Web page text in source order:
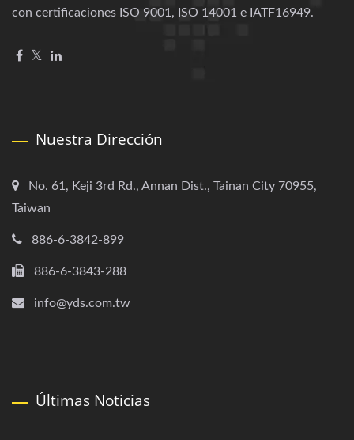
con certificaciones ISO 9001, ISO 14001 e IATF16949.
Nuestra Dirección
No. 61, Keji 3rd Rd., Annan Dist., Tainan City 70955,
Taiwan
886-6-3842-899
886-6-3843-288
info@yds.com.tw
Últimas Noticias